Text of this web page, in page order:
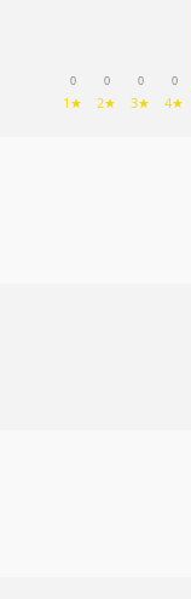
0
1★
0
2★
0
3★
0
4★